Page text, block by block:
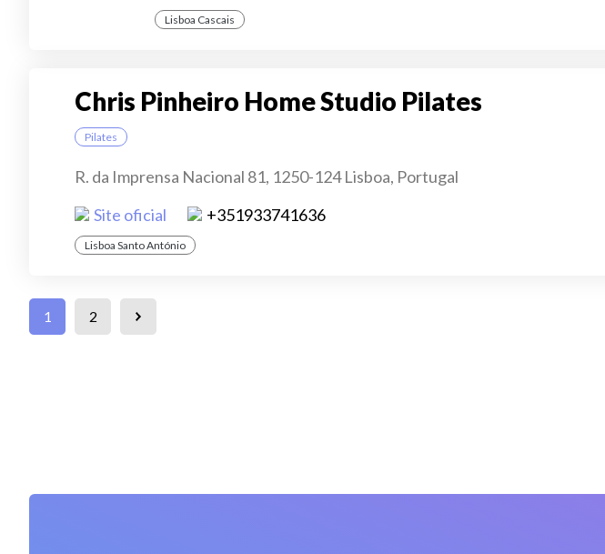
Lisboa Cascais
Chris Pinheiro Home Studio Pilates
Pilates
R. da Imprensa Nacional 81, 1250-124 Lisboa, Portugal
Site oficial
+351933741636
Lisboa Santo António
1 2